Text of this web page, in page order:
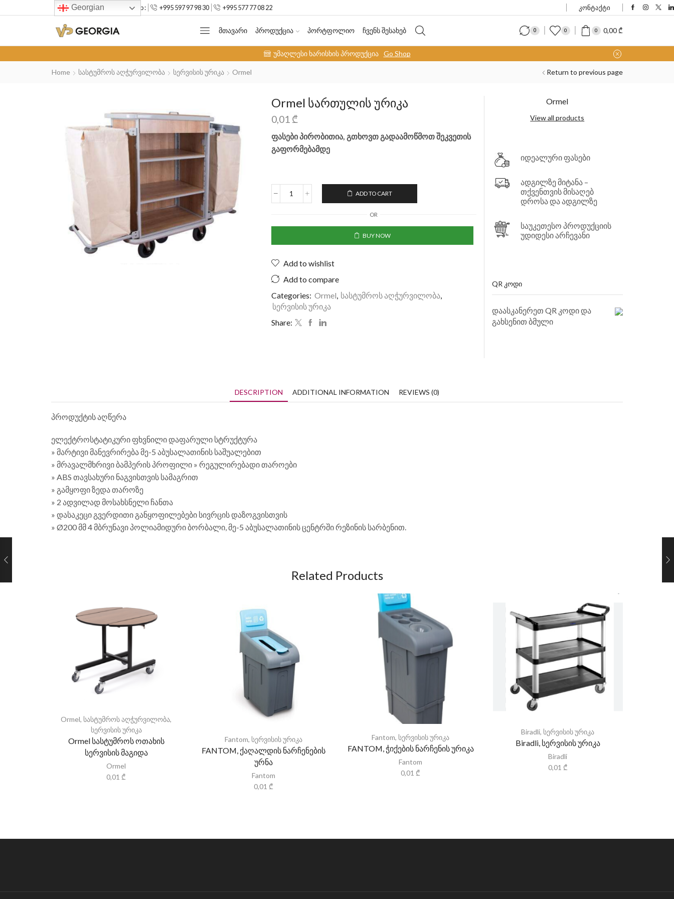
--> Mob : +995 597 97 98 30 +995 577 77 08 22 კონტაქტი
ᲛᲗᲐᲕᲐᲠᲘ ᲞᲠᲝᲓᲣᲥᲪᲘᲐ ᲞᲝᲠᲢᲤᲝᲚᲘᲝ ᲩᲕᲔᲜᲡ ᲨᲔᲡᲐᲮᲔᲑ 0 0 0 0,00 ₾
უმაღლესი ხარისხის პროდუქცია Go Shop
Home Სასტუმროს Აღჭურვილობა Სერვისის Ურიკა Ormel Return to previous page
Ormel სართულის ურიკა
0,01 ₾
ფასები პირობითია, გთხოვთ გადაამოწმოთ შეკვეთის
გაფორმებამდე
ADD TO CART
OR
BUY NOW
Add to wishlist
Add to compare
Categories: Ormel, სასტუმროს აღჭურვილობა,
სერვისის ურიკა
Share:
Ormel
View all products
იდეალური ფასები
ადგილზე მიტანა –
თქვენთვის მისაღებ
დროსა და ადგილზე
საუკეთესო პროდუქციის
უდიდესი არჩევანი
QR ᲙᲝᲓᲘ
დაასკანერეთ QR კოდი და
გახსენით ბმული
DESCRIPTION ADDITIONAL INFORMATION REVIEWS (0)
პროდუქტის აღწერა
ელექტროსტატიკური ფხვნილი დაფარული სტრუქტურა
» მარტივი მანევრირება მე-5 აბუსალათინის საშუალებით
» მრავალმხრივი ბამპერის პროფილი » რეგულირებადი თაროები
» ABS თავსახური ნაგვისთვის სამაგრით
» გამყოფი ზედა თაროზე
» 2 ადვილად მოსახსნელი ჩანთა
» დასაკეცი გვერდითი განყოფილებები სივრცის დაზოგვისთვის
» Ø200 მმ 4 მბრუნავი პოლიამიდური ბორბალი, მე-5 აბუსალათინის ცენტრში რეზინის სარბენით.
Related Products
Ormel, სასტუმროს აღჭურვილობა,
სერვისის ურიკა
Ormel სასტუმროს ოთახის
სერვისის მაგიდა
Ormel
0,01 ₾
Fantom, სერვისის ურიკა
FANTOM, ქაღალდის ნარჩენების
ურნა
Fantom
0,01 ₾
Fantom, სერვისის ურიკა
FANTOM, ჭიქების ნარჩენის ურიკა
Fantom
0,01 ₾
Biradli, სერვისის ურიკა
Biradli, სერვისის ურიკა
Biradli
0,01 ₾
Georgian